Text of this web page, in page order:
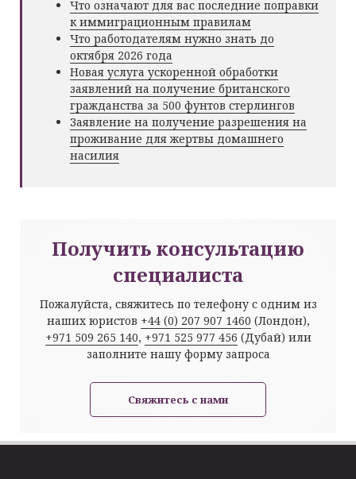
Что означают для вас последние поправки
к иммиграционным правилам
Что работодателям нужно знать до
октября 2026 года
Новая услуга ускоренной обработки
заявлений на получение британского
гражданства за 500 фунтов стерлингов
Заявление на получение разрешения на
проживание для жертвы домашнего
насилия
Получить консультацию
специалиста
Пожалуйста, свяжитесь по телефону с одним из
наших юристов +44 (0) 207 907 1460 (Лондон),
+971 509 265 140, +971 525 977 456 (Дубай) или
заполните нашу форму запроса
Свяжитесь с нами